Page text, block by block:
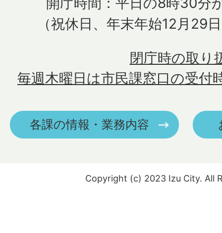
（祝休日、年末年始12月29
毎週木曜日は市民課窓口の受付
閉庁時の取り
各課の情報・業務内容
Copyright (c) 2023 Izu City. All